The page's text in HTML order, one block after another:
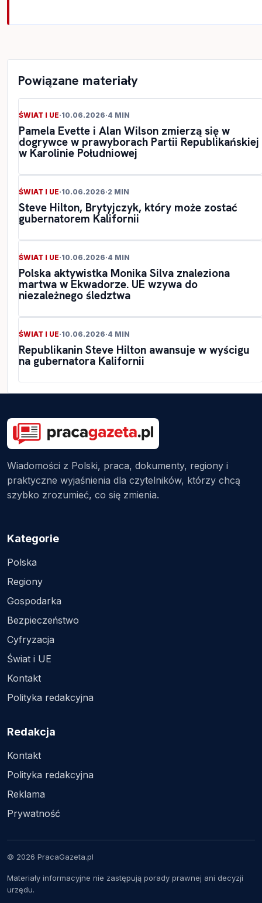
Powiązane materiały
ŚWIAT I UE·10.06.2026·4 MIN
Pamela Evette i Alan Wilson zmierzą się w
dogrywce w prawyborach Partii Republikańskiej
w Karolinie Południowej
ŚWIAT I UE·10.06.2026·2 MIN
Steve Hilton, Brytyjczyk, który może zostać
gubernatorem Kalifornii
ŚWIAT I UE·10.06.2026·4 MIN
Polska aktywistka Monika Silva znaleziona
martwa w Ekwadorze. UE wzywa do
niezależnego śledztwa
ŚWIAT I UE·10.06.2026·4 MIN
Republikanin Steve Hilton awansuje w wyścigu
na gubernatora Kalifornii
Wiadomości z Polski, praca, dokumenty, regiony i
praktyczne wyjaśnienia dla czytelników, którzy chcą
szybko zrozumieć, co się zmienia.
Kategorie
Polska
Regiony
Gospodarka
Bezpieczeństwo
Cyfryzacja
Świat i UE
Kontakt
Polityka redakcyjna
Redakcja
Kontakt
Polityka redakcyjna
Reklama
Prywatność
© 2026 PracaGazeta.pl
Materiały informacyjne nie zastępują porady prawnej ani decyzji
urzędu.